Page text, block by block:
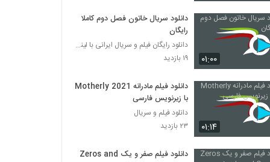
۰۱:۰۰
دانلود سریال خاتون فصل دوم کاملا
رایگان
دانلود رایگان فیلم و سریال ایرانی با لینک مستقیم
۱۹ بازدید
۰۱:۱۴
دانلود فیلم مادرانه Motherly 2021
با زیرنویس فارسی
دانلود فیلم و سریال
۲۳ بازدید
دانلود فیلم صفر و یک Zeros and